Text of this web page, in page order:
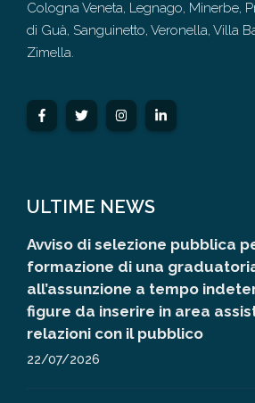
Cologna Veneta, Legnago, Minerbe,
di Guà, Sanguinetto, Veronella, Villa
Zimella.
ULTIME NEWS
Avviso di selezione pubblica
formazione di una
all’assunzione a tempo
figure da inserire in area
relazioni con il pubblico
22/07/2026